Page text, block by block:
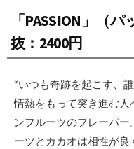
「PASSION」（
抜：2400円
“いつも奇跡を起こす、
情熱をもって突き進む人
ンフルーツのフレーバ
ーツとカカオは相性が